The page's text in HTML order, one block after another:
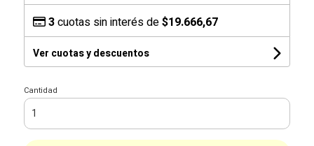
3cuotas sin interés de$19.666,67
Ver cuotas y descuentos
Cantidad